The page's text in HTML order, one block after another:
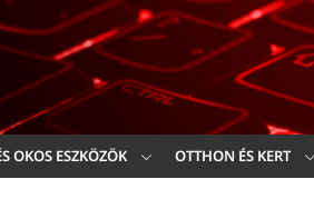
OKOS ESZKÖZÖK OTTHON ÉS KERT